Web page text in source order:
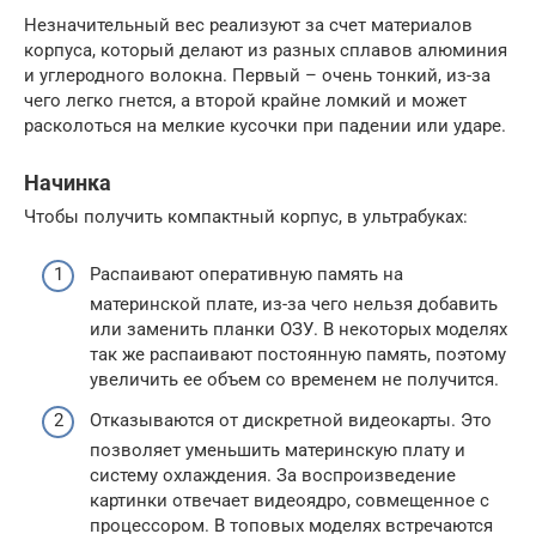
Незначительный вес реализуют за счет материалов
корпуса, который делают из разных сплавов алюминия
и углеродного волокна. Первый – очень тонкий, из-за
чего легко гнется, а второй крайне ломкий и может
расколоться на мелкие кусочки при падении или ударе.
Начинка
Чтобы получить компактный корпус, в ультрабуках:
Распаивают оперативную память на
материнской плате, из-за чего нельзя добавить
или заменить планки ОЗУ. В некоторых моделях
так же распаивают постоянную память, поэтому
увеличить ее объем со временем не получится.
Отказываются от дискретной видеокарты. Это
позволяет уменьшить материнскую плату и
систему охлаждения. За воспроизведение
картинки отвечает видеоядро, совмещенное с
процессором. В топовых моделях встречаются